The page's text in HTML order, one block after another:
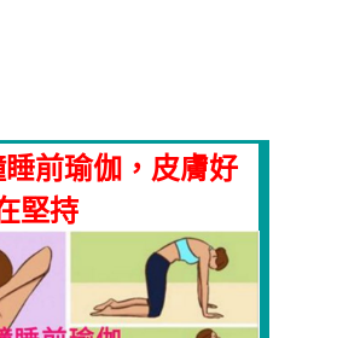
前瑜伽，皮膚好
堅持